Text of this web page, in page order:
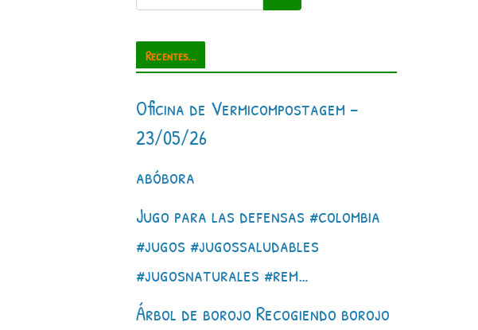
Recentes...
Oficina de Vermicompostagem –
23/05/26
abóbora
Jugo para las defensas #colombia
#jugos #jugossaludables
#jugosnaturales #rem…
Árbol de borojo Recogiendo borojo